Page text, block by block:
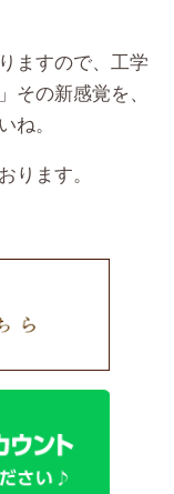
ますので、工学
その新感覚を、
ね。
ります。